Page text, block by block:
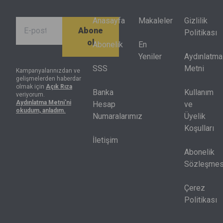
performansı
endeksin
getirisinin
Endeksteki
hisselerin
yarısı
yılbaşındaki
seviyesinin
dönüşüyor.
sonuçlar
ürettiğini
Artık net kâr
tek başına
nakit akışı,
sermaye
harcamaları
ve kredi
okunmak
Abone
ol
Kampanyalarınızdan ve
gelişmelerden haberdar
olmak için Açık Rıza
veriyorum.
Aydınlatma Metni'ni
okudum, anladım.
Anasayfa
Abonelik
SSS
Banka
Hesap
Numaralarımız
İletişim
Makaleler
En
Yeniler
Gizlilik
Politikası
Aydınlatma
Metni
Kullanım
ve
Üyelik
Koşulları
Abonelik
Çerez
Politikası